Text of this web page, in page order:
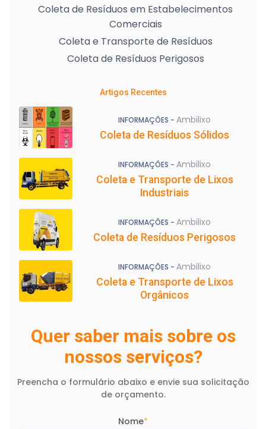
Coleta de Resíduos em Estabelecimentos
Comerciais
Coleta e Transporte de Resíduos
Coleta de Resíduos Perigosos
Artigos Recentes
INFORMAÇÕES - Ambilixo
Coleta de Resíduos Sólidos
INFORMAÇÕES - Ambilixo
Coleta e Transporte de Lixos
Industriais
INFORMAÇÕES - Ambilixo
Coleta de Resíduos Perigosos
INFORMAÇÕES - Ambilixo
Coleta e Transporte de Lixos
Orgânicos
Quer saber mais sobre os
nossos serviços?
Preencha o formulário abaixo e envie sua solicitação
de orçamento.
Nome*